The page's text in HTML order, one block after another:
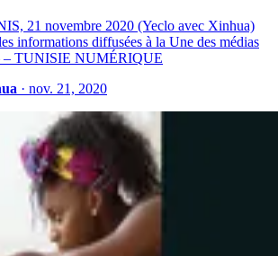
21 novembre 2020 (Yeclo avec Xinhua)
informations diffusées à la Une des médias
– TUNISIE NUMÉRIQUE
· nov. 21, 2020